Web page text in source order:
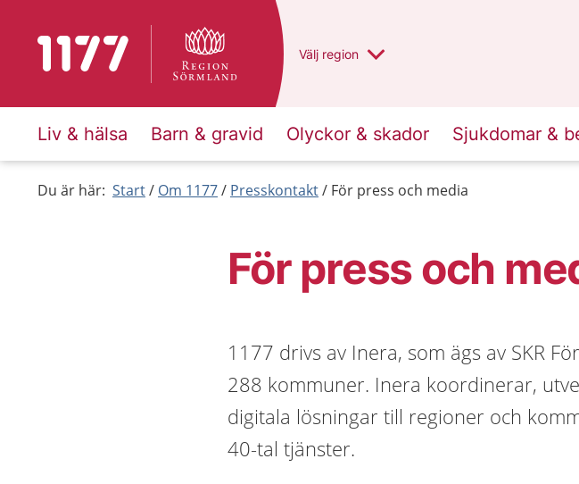
Till startsidan för 1177 Du har valt region
Välj en annan
region
Liv & hälsa Barn & gravid Olyckor & skador Sjukdomar &
Du är här: Start Om 1177 Presskontakt För press och media
För press och
1177 drivs av Inera, som ägs av SKR
288 kommuner. Inera koordinerar,
digitala lösningar till regioner och
40-tal tjänster.